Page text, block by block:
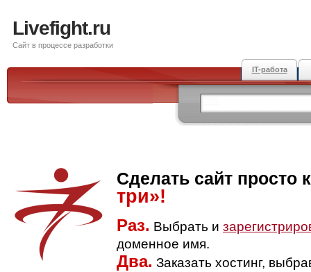
Livefight.ru
Сайт в процессе разработки
IT-работа
Сделать сайт просто
три»!
Раз. Выбрать и
доменное имя.
Два. Заказать хостинг,